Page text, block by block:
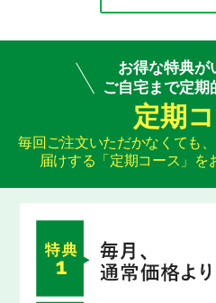
出典:日本食品科学工学会誌
試験条件:正常高値血圧者(収縮期血
GABA12.3mgを含有した試験飲料を
摂取させた。
結果:プラセボ摂取群と比較して、
※研究レビュー採用文献のうち、
代表的な1報を事例として提示して
お得な特典が
ご自宅まで定期
定期
毎回ご注文いただかなくても
届けする「定期コース」を